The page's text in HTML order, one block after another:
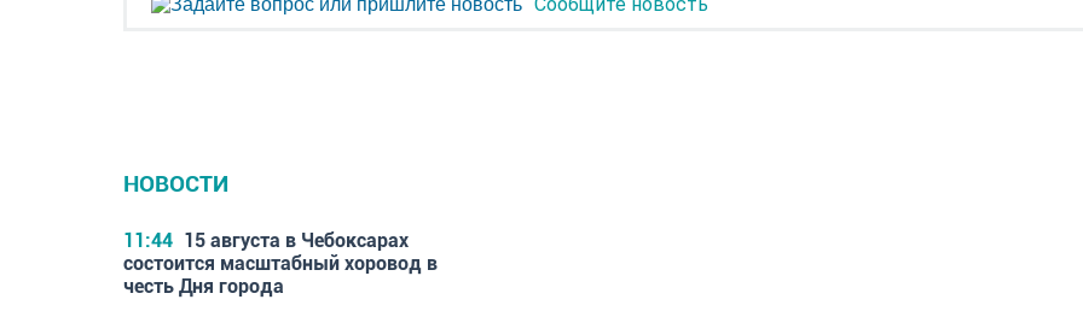
Сообщите новость
НОВОСТИ
11:44 15 августа в Чебоксарах
состоится масштабный хоровод в
честь Дня города